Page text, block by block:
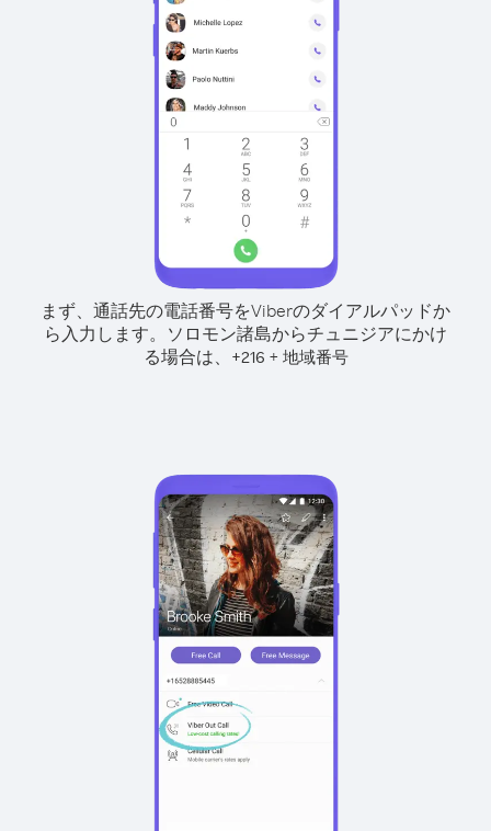
まず、通話先の電話番号をViberのダイアルパッドか
ら入力します。 ソロモン諸島からチュニジアにかけ
る場合は、
+216 + 地域番号